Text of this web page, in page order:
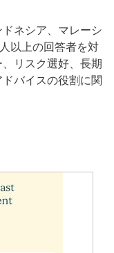
ネシア、マレーシ
以上の回答者を対
リスク選好、長期
バイスの役割に関